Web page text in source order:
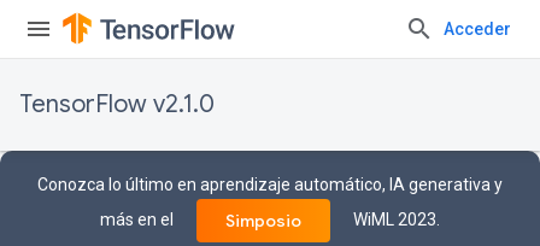
Acceder
TensorFlow v2.1.0
Conozca lo último en aprendizaje automático, IA generativa y
más en el
Simposio WiML 2023.